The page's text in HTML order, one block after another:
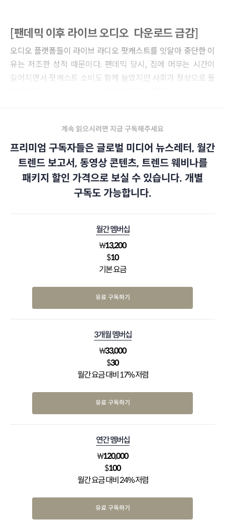
[팬데믹 이후 라이브 오디오 다운로드 급감]
오디오 플랫폼들이 라이브 라디오 팟캐스트를 잇달아 중단한 이
유는 저조한 성적 때문이다. 팬데믹 당시, 집에 머무는 시간이
길어지면서 팟캐스트 소비도 함께 늘었지만 사회가 정상으로 돌
계속 읽으시려면 지금 구독해주세요
프리미엄 구독자들은 글로벌 미디어 뉴스레터, 월간
트렌드 보고서, 동영상 콘텐츠, 트렌드 웨비나를
패키지 할인 가격으로 보실 수 있습니다. 개별
구독도 가능합니다.
월간 멤버십
₩13,200
$10
기본 요금
유료 구독하기
3개월 멤버십
₩33,000
$30
월간 요금 대비 17% 저렴
유료 구독하기
연간 멤버십
₩120,000
$100
월간 요금 대비 24% 저렴
유료 구독하기